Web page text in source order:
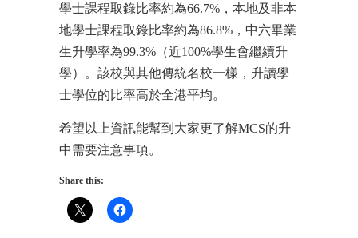
學士課程取錄比率約為66.7%，本地及非本
地學士課程取錄比率約為86.8%，中六畢業
生升學率為99.3%（近100%學生會繼續升
學）。該校與其他傳統名校一樣，升讀學
士學位的比率高於全港平均。
希望以上資訊能幫到大家更了解MCS的升
中需要注意事項。
Share this: